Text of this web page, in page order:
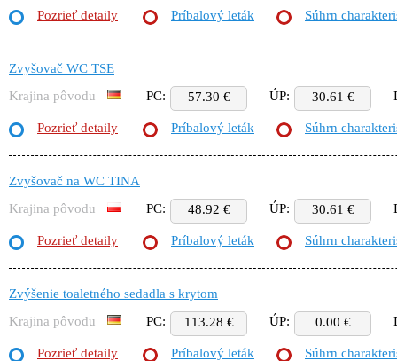
Pozrieť detaily Príbalový leták Súhrn
Zvyšovač WC TSE
Krajina pôvodu
PC: 57.30 € ÚP: 30.61 €
Pozrieť detaily Príbalový leták Súhrn
Zvyšovač na WC TINA
Krajina pôvodu
PC: 48.92 € ÚP: 30.61 €
Pozrieť detaily Príbalový leták Súhrn
Zvýšenie toaletného sedadla s krytom
Krajina pôvodu
PC: 113.28 € ÚP: 0.00 €
Pozrieť detaily Príbalový leták Súhrn